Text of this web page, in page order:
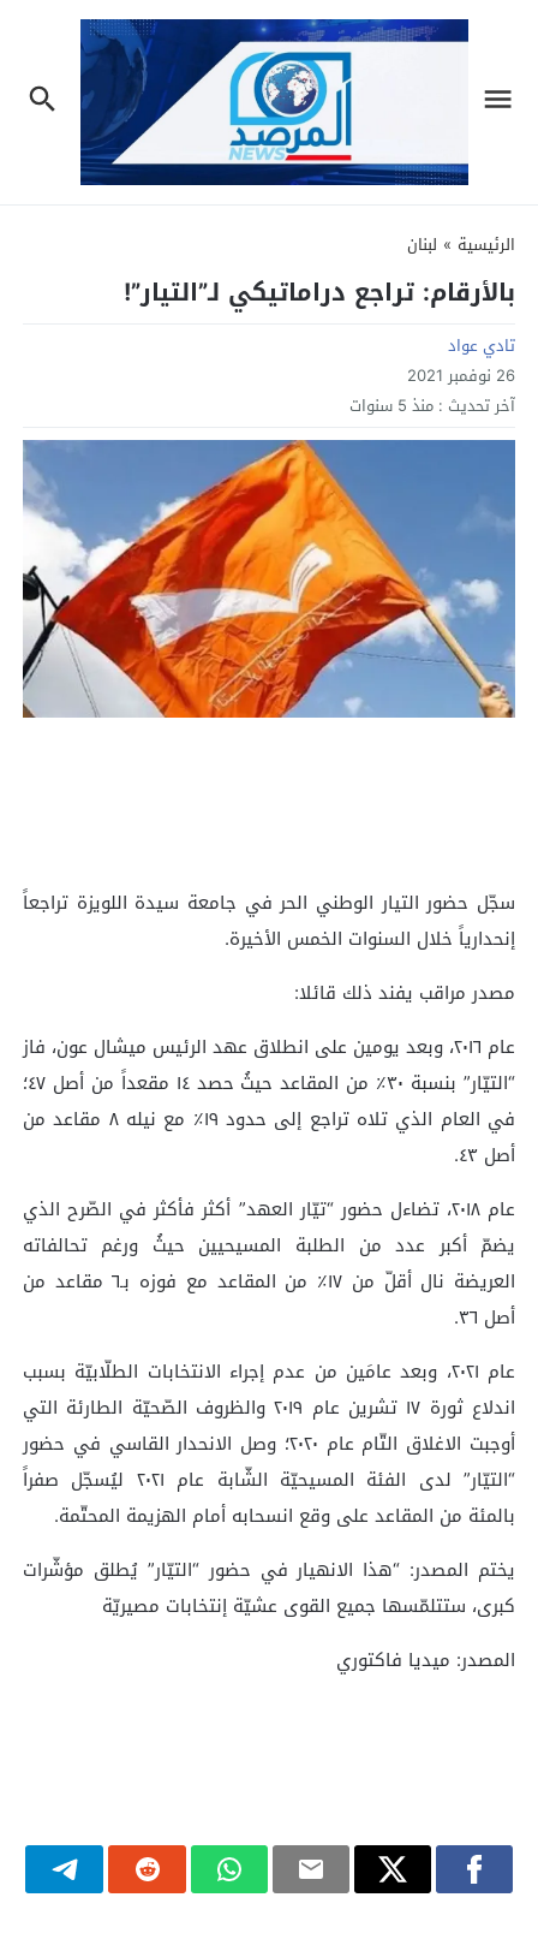
الرئيسية » لبنان
بالأرقام: تراجع دراماتيكي لـ”التيار”!
تادي عواد
26 نوفمبر 2021
آخر تحديث : منذ 5 سنوات
سجّل حضور التيار الوطني الحر في جامعة سيدة اللويزة تراجعاً
إنحدارياً خلال السنوات الخمس الأخيرة.
مصدر مراقب يفند ذلك قائلا:
عام ٢٠١٦، وبعد يومين على انطلاق عهد الرئيس ميشال عون، فاز
“التيّار” بنسبة ٣٠٪؜ من المقاعد حيثُ حصد ١٤ مقعداً من أصل ٤٧؛
في العام الذي تلاه تراجع إلى حدود ١٩٪؜ مع نيله ٨ مقاعد من
أصل ٤٣.
عام ٢٠١٨، تضاءل حضور “تيّار العهد” أكثر فأكثر في الصّرح الذي
يضمّ أكبر عدد من الطلبة المسيحيين حيثُ ورغم تحالفاته
العريضة نال أقلّ من ١٧٪؜ من المقاعد مع فوزه بـ٦ مقاعد من
أصل ٣٦.
عام ٢٠٢١، وبعد عامَين من عدم إجراء الانتخابات الطلّابيّة بسبب
اندلاع ثورة ١٧ تشرين عام ٢٠١٩ والظروف الصّحيّة الطارئة التي
أوجبت الاغلاق التّام عام ٢٠٢٠؛ وصل الانحدار القاسي في حضور
“التيّار” لدى الفئة المسيحيّة الشّابة عام ٢٠٢١ ليُسجّل صفراً
بالمئة من المقاعد على وقع انسحابه أمام الهزيمة المحتّمة.
يختم المصدر: “هذا الانهيار في حضور “التيّار” يُطلق مؤشّرات
كبرى، ستتلمّسها جميع القوى عشيّة إنتخابات مصيريّة
المصدر: ميديا فاكتوري